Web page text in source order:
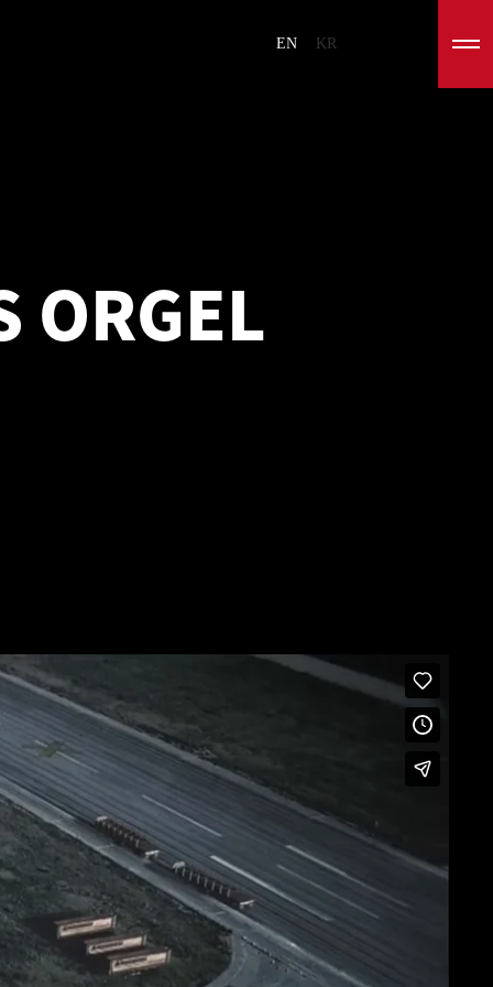
EN KR
ORGEL